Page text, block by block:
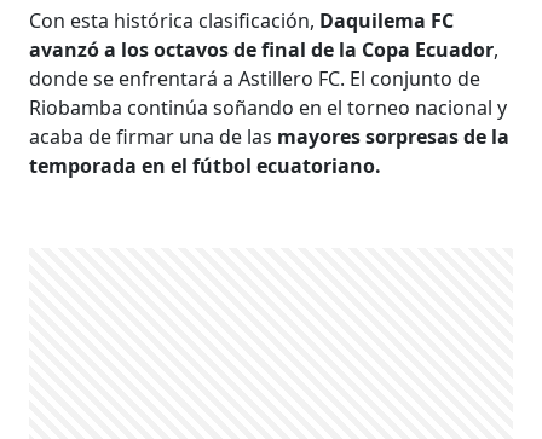
Con esta histórica clasificación, Daquilema FC
avanzó a los octavos de final de la Copa Ecuador,
donde se enfrentará a Astillero FC. El conjunto de
Riobamba continúa soñando en el torneo nacional y
acaba de firmar una de las mayores sorpresas de la
temporada en el fútbol ecuatoriano.